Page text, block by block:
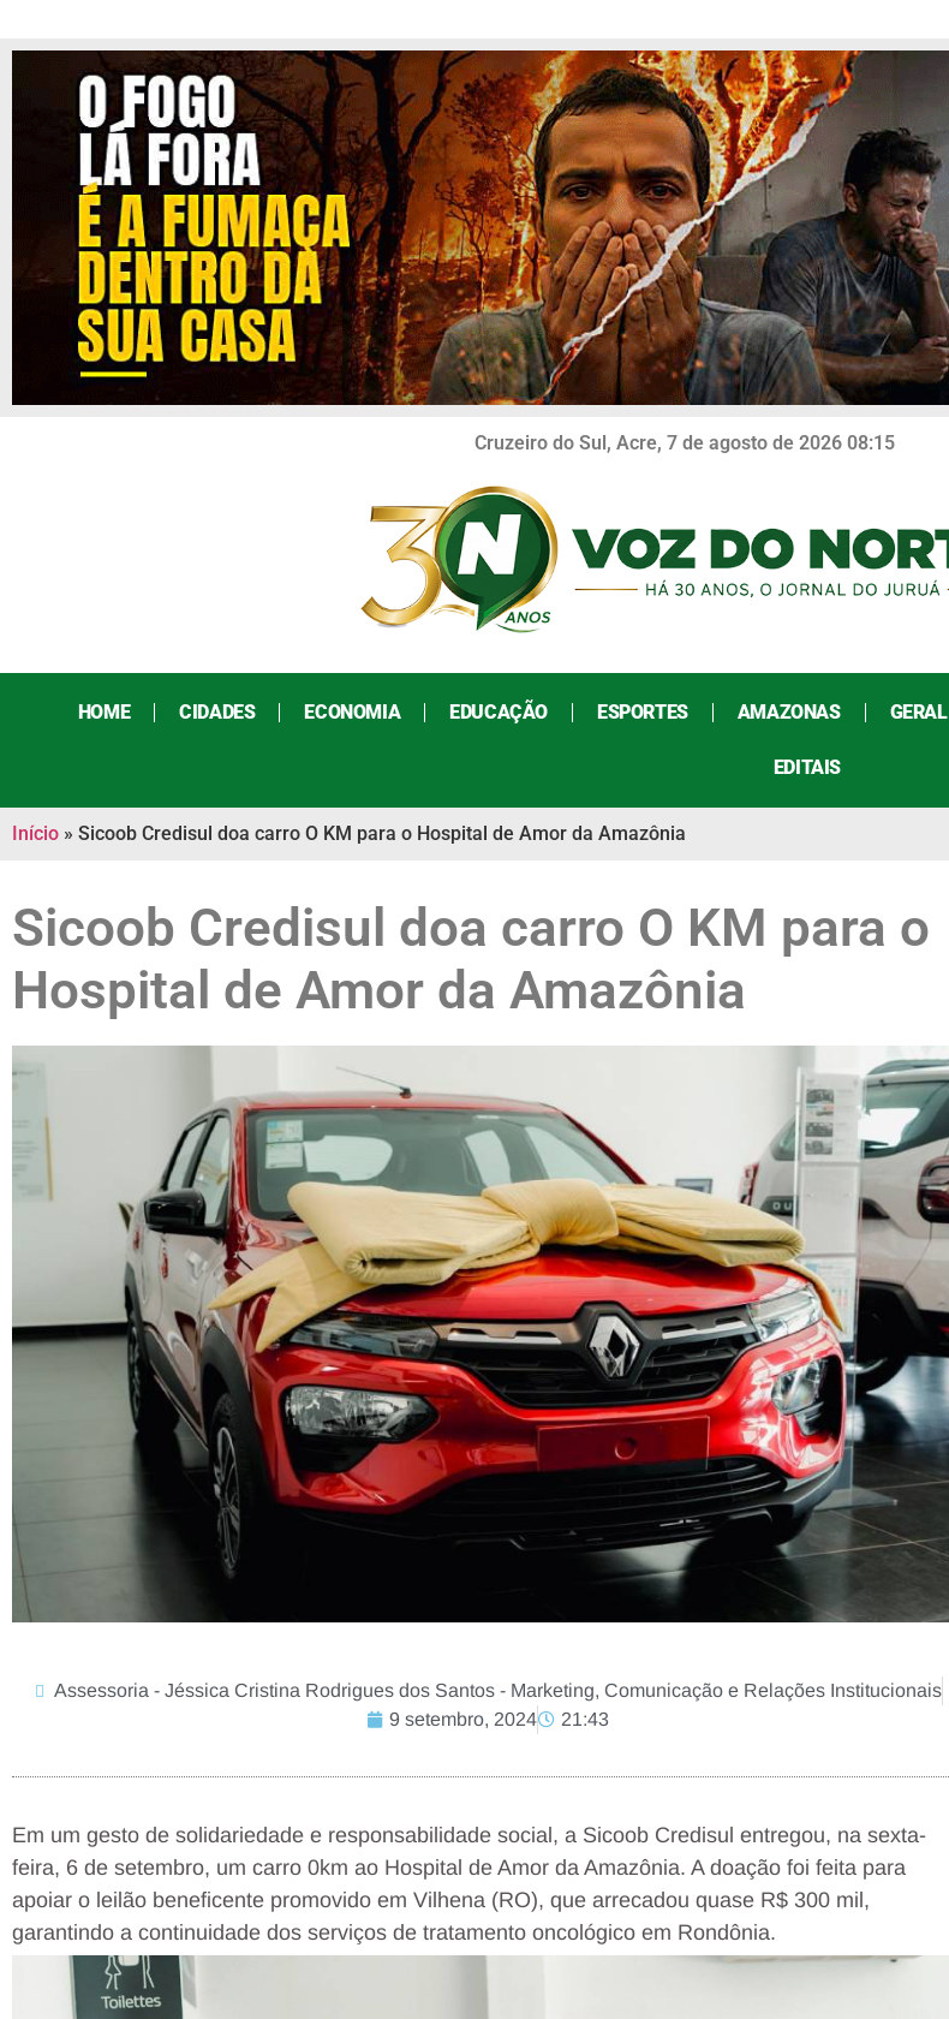
Cruzeiro do Sul, Acre, 7 de agosto de 2026 08:15
HOME CIDADES ECONOMIA EDUCAÇÃO ESPORTES AMAZONAS GERAL
EDITAIS
Início » Sicoob Credisul doa carro O KM para o Hospital de Amor da Amazônia
Sicoob Credisul doa carro O KM para o
Hospital de Amor da Amazônia
Assessoria - Jéssica Cristina Rodrigues dos Santos - Marketing, Comunicação e Relações Institucionais
9 setembro, 2024
21:43
Em um gesto de solidariedade e responsabilidade social, a Sicoob Credisul entregou, na sexta-
feira, 6 de setembro, um carro 0km ao Hospital de Amor da Amazônia. A doação foi feita para
apoiar o leilão beneficente promovido em Vilhena (RO), que arrecadou quase R$ 300 mil,
garantindo a continuidade dos serviços de tratamento oncológico em Rondônia.